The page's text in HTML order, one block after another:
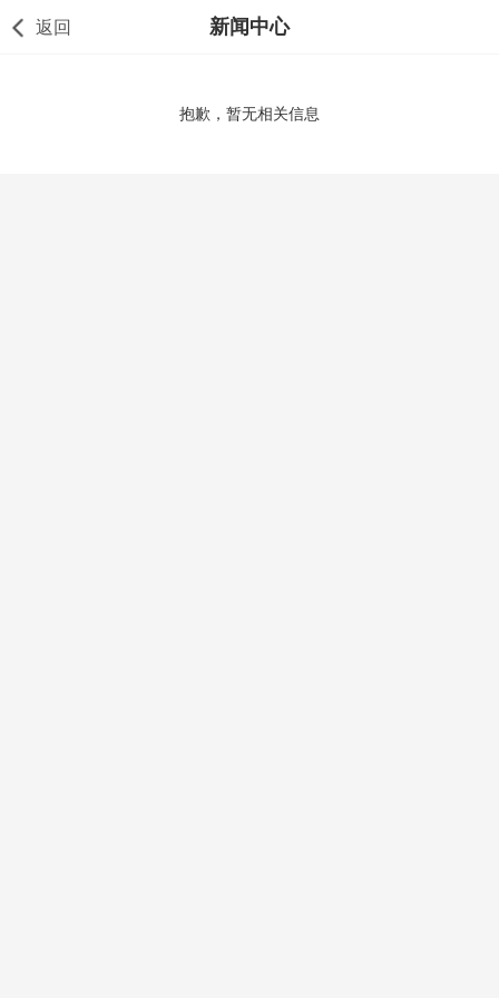
返回 新闻中心
抱歉，暂无相关信息